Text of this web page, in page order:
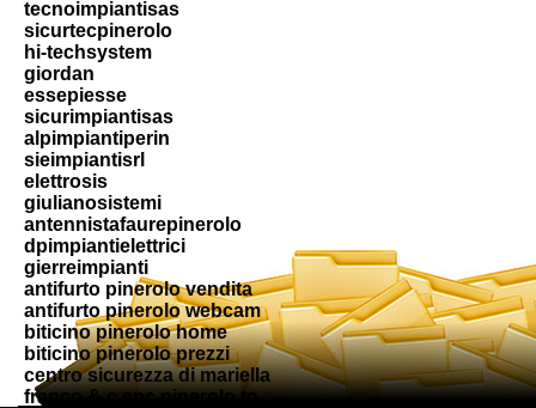
tecnoimpiantisas
sicurtecpinerolo
hi-techsystem
giordan
essepiesse
sicurimpiantisas
alpimpiantiperin
sieimpiantisrl
elettrosis
giulianosistemi
antennistafaurepinerolo
dpimpiantielettrici
gierreimpianti
antifurto pinerolo vendita
antifurto pinerolo webcam
biticino pinerolo home
biticino pinerolo prezzi
centro sicurezza di mariella
franco & c snc pinerolo to